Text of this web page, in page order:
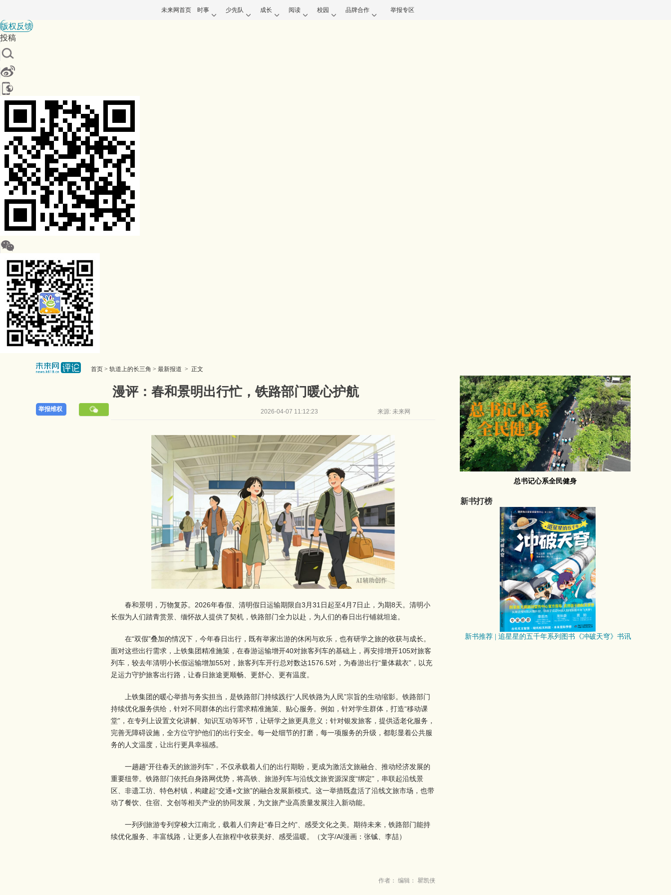
未来网首页 时事 少先队 成长 阅读 校园 品牌合作 举报专区
版权反馈
投稿
首页 > 轨道上的长三角 > 最新报道 > 正文
漫评：春和景明出行忙，铁路部门暖心护航
2026-04-07 11:12:23 来源: 未来网
春和景明，万物复苏。2026年春假、清明假日运输期限自3月31日起至4月7日止，为期8天。清明小
长假为人们踏青赏景、缅怀故人提供了契机，铁路部门全力以赴，为人们的春日出行铺就坦途。
在“双假”叠加的情况下，今年春日出行，既有举家出游的休闲与欢乐，也有研学之旅的收获与成长。
面对这些出行需求，上铁集团精准施策，在春游运输增开40对旅客列车的基础上，再安排增开105对旅客
列车，较去年清明小长假运输增加55对，旅客列车开行总对数达1576.5对，为春游出行“量体裁衣”，以充
足运力守护旅客出行路，让春日旅途更顺畅、更舒心、更有温度。
上铁集团的暖心举措与务实担当，是铁路部门持续践行“人民铁路为人民”宗旨的生动缩影。铁路部门
持续优化服务供给，针对不同群体的出行需求精准施策、贴心服务。例如，针对学生群体，打造“移动课
堂”，在专列上设置文化讲解、知识互动等环节，让研学之旅更具意义；针对银发旅客，提供适老化服务，
完善无障碍设施，全方位守护他们的出行安全。每一处细节的打磨，每一项服务的升级，都彰显着公共服
务的人文温度，让出行更具幸福感。
一趟趟“开往春天的旅游列车”，不仅承载着人们的出行期盼，更成为激活文旅融合、推动经济发展的
重要纽带。铁路部门依托自身路网优势，将高铁、旅游列车与沿线文旅资源深度“绑定”，串联起沿线景
区、非遗工坊、特色村镇，构建起“交通+文旅”的融合发展新模式。这一举措既盘活了沿线文旅市场，也带
动了餐饮、住宿、文创等相关产业的协同发展，为文旅产业高质量发展注入新动能。
一列列旅游专列穿梭大江南北，载着人们奔赴“春日之约”、感受文化之美。期待未来，铁路部门能持
续优化服务、丰富线路，让更多人在旅程中收获美好、感受温暖。（文字/AI漫画：张铖、李喆）
作者： 编辑： 瞿凯侠
举报维权
总书记心系全民健身
新书打榜
新书推荐 | 追星星的五千年系列图书《冲破天穹》书讯